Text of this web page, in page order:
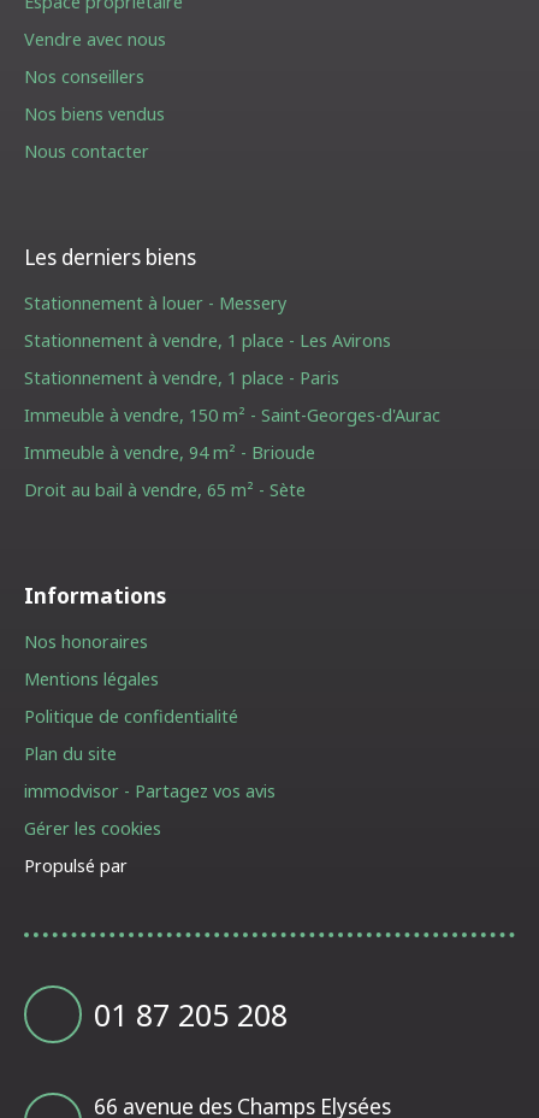
Vendre avec nous
Nos conseillers
Nos biens vendus
Nous contacter
Les derniers biens
Stationnement à louer - Messery
Stationnement à vendre, 1 place - Les Avirons
Stationnement à vendre, 1 place - Paris
Immeuble à vendre, 150 m² - Saint-Georges-d'Aurac
Immeuble à vendre, 94 m² - Brioude
Droit au bail à vendre, 65 m² - Sète
Informations
Nos honoraires
Mentions légales
Politique de confidentialité
Plan du site
immodvisor - Partagez vos avis
Gérer les cookies
Propulsé par
01 87 205 208
66 avenue des Champs Elysées